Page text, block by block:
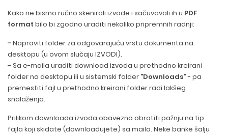
Kako ne bismo ručno skenirali izvode i sačuvavali ih u PDF
format bilo bi zgodno uraditi nekoliko pripremnih radnji:
- Napraviti folder za odgovarajuću vrstu dokumenta na
desktopu (u ovom slučaju IZVODI).
- Sa e-maila uraditi download izvoda u prethodno kreirani
folder na desktopu ili u sistemski folder "Downloads"- pa
premestiti fajl u prethodno kreirani folder radi lakšeg
snalaženja.
Prilikom downloada izvoda obavezno obratiti pažnju na tip
fajla koji skidate (downloadujete) sa maila. Neke banke šalju